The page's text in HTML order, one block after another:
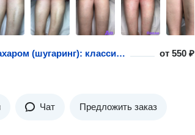
Депиляция сахаром (шугаринг): классическое бикини от550 ₽
Чат Предложить заказ